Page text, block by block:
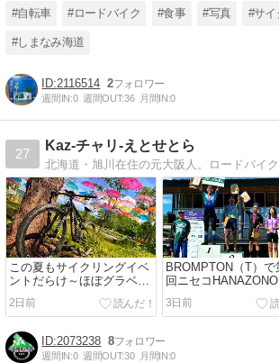
#自転車 #ロードバイク #食事 #写真 #サ
#しまなみ海道
2116514 2
週間IN:0 週間OUT:36 月間IN:0
27
Kaz-チャリ-えとせとら
この夏もサイクリングイベ
ントだらけ～ほぼグラベ
ル？
2日前
BROMPTON（T）で
回ニセコ
クライム！
3日前
2073238 8
週間IN:0 週間OUT:30 月間IN:0